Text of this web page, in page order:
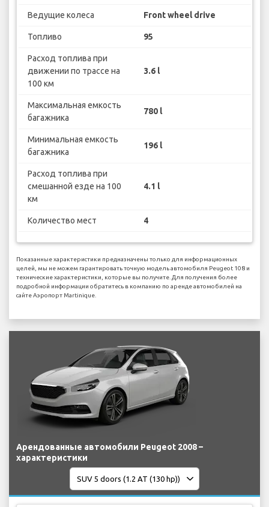
Ведущие колеса Front wheel drive
Топливо 95
Расход топлива при
движении по трассе на
100 км
3.6 l
Максимальная емкость
багажника
780 l
Минимальная емкость
багажника
196 l
Расход топлива при
смешанной езде на 100
км
4.1 l
Количество мест 4
Показанные характеристики предназначены только для информационных
целей, мы не можем гарантировать точную модель автомобиля Peugeot 108 и
технические характеристики, которые вы получите. Для получения более
подробной информации обратитесь в компанию по аренде автомобилей на
сайте Аэропорт Martinique.
Арендованные автомобили Peugeot 2008 –
характеристики